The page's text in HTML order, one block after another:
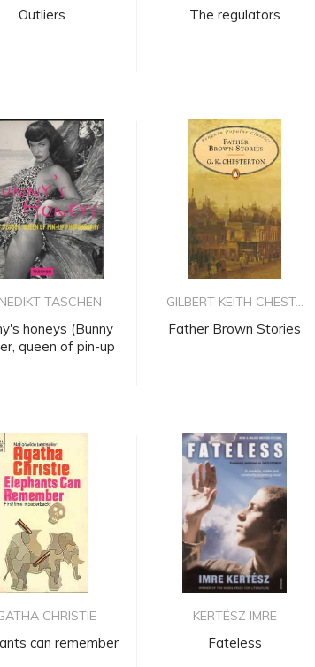
Outliers The regulators
TASCHEN
honeys (Bunny
queen of pin-up
GILBERT KEITH CHEST...
Father Brown Stories
CHRISTIE
can remember
KERTÉSZ IMRE
Fateless